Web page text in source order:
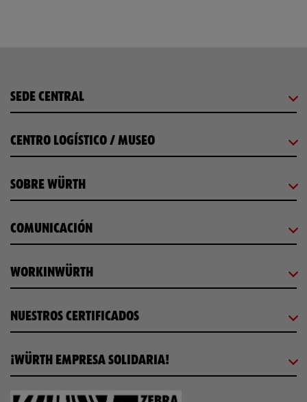
SEDE CENTRAL
CENTRO LOGÍSTICO / MUSEO
SOBRE WÜRTH
COMUNICACIÓN
WORKINWÜRTH
NUESTROS CERTIFICADOS
¡WÜRTH EMPRESA SOLIDARIA!